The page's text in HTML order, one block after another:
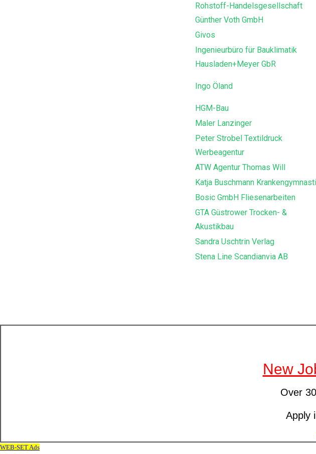
Rohstoff-Handelsgesellschaft
Günther Voth GmbH
Givos
Ingenieurbüro für Bauklimatik
Hausladen+Meyer GbR
Ingo Öland
HGM-Bau
Maler Lanzinger
Peter Strobel Textildruck
Werbeagentur
ATW Agentur Thomas Will
Katja Buschmann
Bosic GmbH Fliesenarbeiten
GTA Güstrower Trocken- &
Akustikbau
Sandra Uschtrin Verlag
Stena Line Scandianvia AB